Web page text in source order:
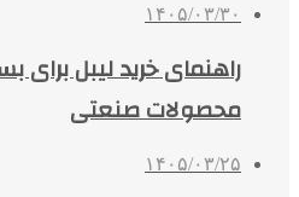
۱۴۰۵/۰۳/۳۰
راهنمای خرید لیبل برای
محصولات صنعتی
۱۴۰۵/۰۳/۲۵